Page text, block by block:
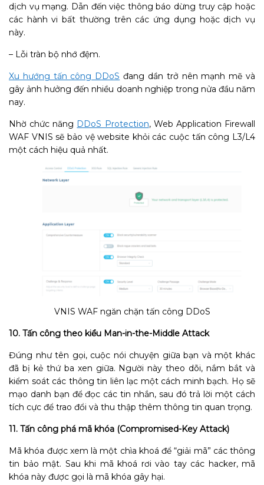
dịch vụ mạng. Dẫn đến việc thông báo dừng truy cập hoặc
các hành vi bất thường trên các ứng dụng hoặc dịch vụ
này.
– Lỗi tràn bộ nhớ đệm.
Xu hướng tấn công DDoS đang dần trở nên mạnh mẽ và
gây ảnh hưởng đến nhiều doanh nghiệp trong nửa đầu năm
nay.
Nhờ chức năng DDoS Protection, Web Application Firewall
WAF VNIS sẽ bảo vệ website khỏi các cuộc tấn công L3/L4
một cách hiệu quả nhất.
VNIS WAF ngăn chặn tấn công DDoS
10. Tấn công theo kiểu Man-in-the-Middle Attack
Đúng như tên gọi, cuộc nói chuyện giữa bạn và một khác
đã bị kẻ thứ ba xen giữa. Người này theo dõi, nắm bắt và
kiểm soát các thông tin liên lạc một cách minh bạch. Họ sẽ
mạo danh bạn để đọc các tin nhắn, sau đó trả lời một cách
tích cực để trao đổi và thu thập thêm thông tin quan trọng.
11. Tấn công phá mã khóa (Compromised-Key Attack)
Mã khóa được xem là một chìa khoá để “giải mã” các thông
tin bảo mật. Sau khi mã khoá rơi vào tay các hacker, mã
khóa này được gọi là mã khóa gây hại.